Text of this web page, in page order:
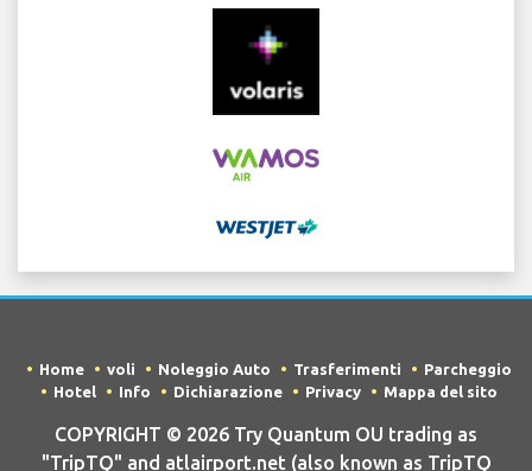
Home voli Noleggio Auto Trasferimenti
Parcheggio
Hotel
Info Dichiarazione Privacy Mappa del sito
COPYRIGHT © 2026 Try Quantum OU trading as
"TripTQ" and atlairport.net (also known as TripTQ